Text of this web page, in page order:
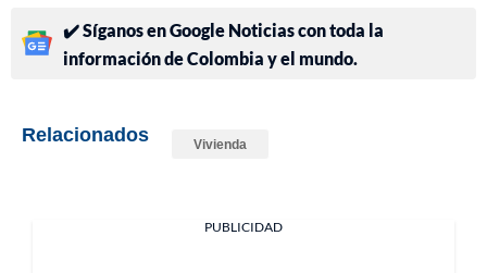
✔️ Síganos en Google Noticias con toda la
información de Colombia y el mundo.
Relacionados Vivienda
PUBLICIDAD